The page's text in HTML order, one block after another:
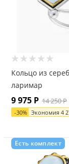
Кольцо из
ларимар
9 975 Р 14 250Р
-30% Экономия 4
Есть комплект